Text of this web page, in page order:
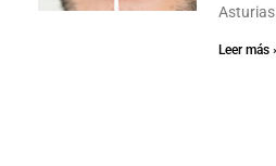
Leer más